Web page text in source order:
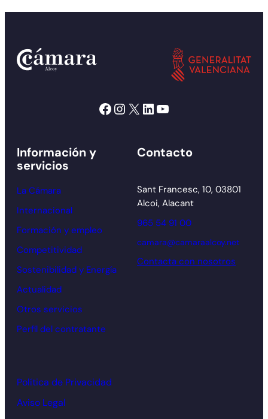
Facebook Instagram X LinkedIn YouTube
Información y
servicios
La Cámara
Internacional
Formación y empleo
Competitividad
Sostenibilidad y Energía
Actualidad
Otros servicios
Perfil del contratante
Contacto
Sant Francesc, 10, 03801
Alcoi, Alacant
965 54 91 00
camara@camaraalcoy.net
Contacta con nosotros
Política de Privacidad
Aviso Legal